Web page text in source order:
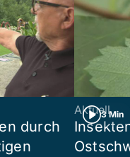
durch
3 Min
Aktuell